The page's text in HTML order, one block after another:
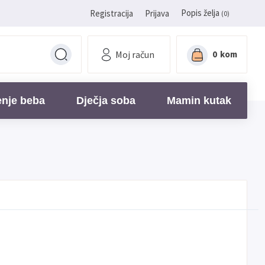
Registracija Prijava Popis želja (0)
Moj račun 0 kom
beba Dječja soba Mamin kutak